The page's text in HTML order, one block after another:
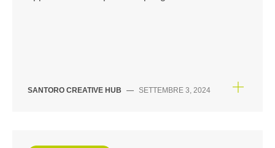
SANTORO CREATIVE HUB — SETTEMBRE 3, 2024